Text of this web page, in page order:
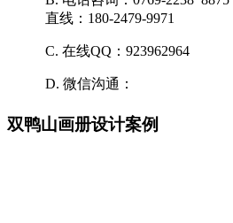
直线：180-2479-9971
C. 在线QQ：923962964
D. 微信沟通：
双鸭山画册设计案例